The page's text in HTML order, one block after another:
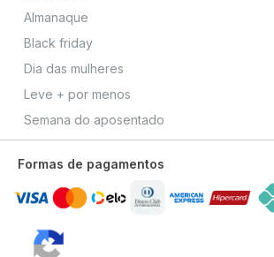
Almanaque
Black friday
Dia das mulheres
Leve + por menos
Semana do aposentado
Formas de pagamentos